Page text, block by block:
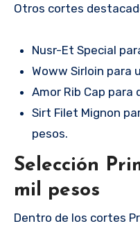
Otros cortes
Nusr-Et Special
Woww Sirloin para
Amor Rib Cap para
Sirt Filet Mignon
pesos.
Selección
mil pesos
Dentro de los cortes